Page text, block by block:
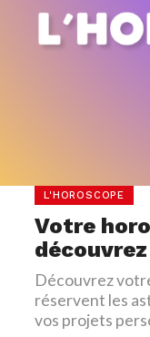
L'HOROSCOPE
Votre
Découvrez
réservent les
vos projets